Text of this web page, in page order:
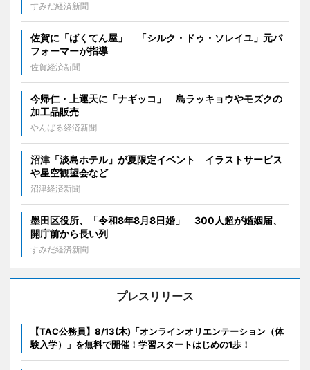
すみだ経済新聞
佐賀に「ばくてん屋」 「シルク・ドゥ・ソレイユ」元パ
フォーマーが指導
佐賀経済新聞
今帰仁・上運天に「ナギッコ」 島ラッキョウやモズクの
加工品販売
やんばる経済新聞
沼津「淡島ホテル」が夏限定イベント イラストサービス
や星空観望会など
沼津経済新聞
墨田区役所、「令和8年8月8日婚」 300人超が婚姻届、
開庁前から長い列
すみだ経済新聞
プレスリリース
【TAC公務員】8/13(木)「オンラインオリエンテーション（体
験入学）」を無料で開催！学習スタートはじめの1歩！